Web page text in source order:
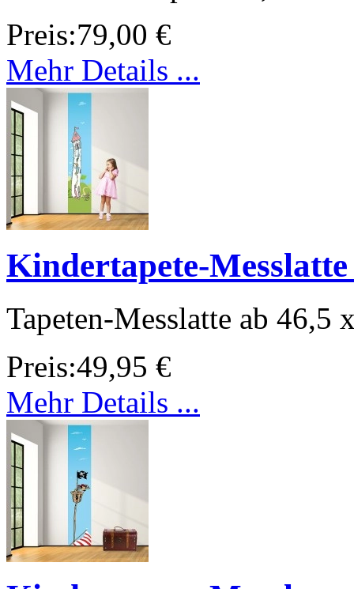
Preis:79,00 €
Mehr Details ...
Kindertapete-
Tapeten-Messlatte ab 46,5
Preis:49,95 €
Mehr Details ...